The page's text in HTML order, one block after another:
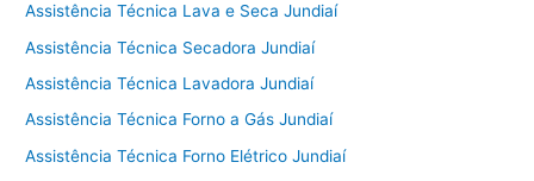
Assistência Técnica Lava e Seca Jundiaí
Assistência Técnica Secadora Jundiaí
Assistência Técnica Lavadora Jundiaí
Assistência Técnica Forno a Gás Jundiaí
Assistência Técnica Forno Elétrico Jundiaí